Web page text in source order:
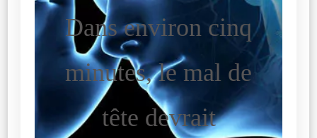
Dans environ cinq
minutes, le mal de
tête devrait